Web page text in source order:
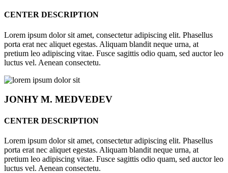
CENTER DESCRIPTION
Lorem ipsum dolor sit amet, consectetur adipiscing elit. Phasellus
porta erat nec aliquet egestas. Aliquam blandit neque urna, at
pretium leo adipiscing vitae. Fusce sagittis odio quam, sed auctor leo
luctus vel. Aenean consectetu.
JONHYM. MEDVEDEV
CENTER DESCRIPTION
Lorem ipsum dolor sit amet, consectetur adipiscing elit. Phasellus
porta erat nec aliquet egestas. Aliquam blandit neque urna, at
pretium leo adipiscing vitae. Fusce sagittis odio quam, sed auctor leo
luctus vel. Aenean consectetu.